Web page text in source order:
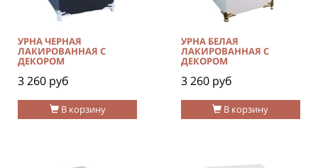
В корзину
УРНА ЧЕРНАЯ
ЛАКИРОВАННАЯ С
ДЕКОРОМ
3 260 руб
В корзину
УРНА БЕЛАЯ
ЛАКИРОВАННАЯ С
ДЕКОРОМ
3 260 руб